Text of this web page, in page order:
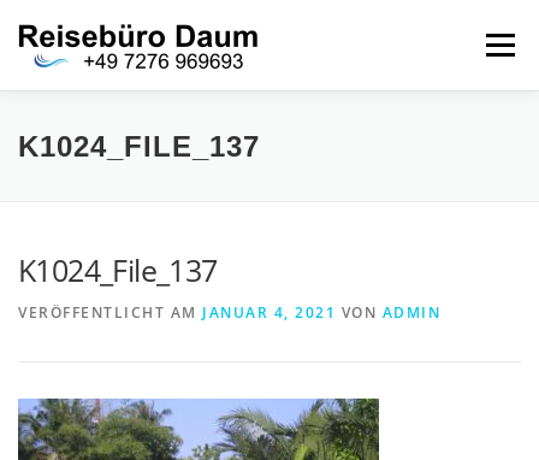
Inhalt
springen
Menü
AKTUELLES ÜBER UNS
IMPRESSUM
K1024_FILE_137
K1024_File_137
VERÖFFENTLICHT AM JANUAR 4, 2021 VON ADMIN